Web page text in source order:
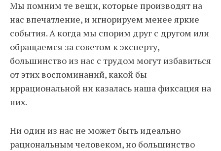
Мы помним те вещи, которые производят на
нас впечатление, и игнорируем менее яркие
события. А когда мы спорим друг с другом или
обращаемся за советом к эксперту,
большинство из нас с трудом могут избавиться
от этих воспоминаний, какой бы
иррациональной ни казалась наша фиксация на
них.
Ни один из нас не может быть идеально
рациональным человеком, но большинство